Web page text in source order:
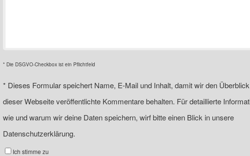
* Die DSGVO-Checkbox ist ein Pflichtfeld
* Dieses Formular speichert Name, E-Mail und Inhalt, damit wir den
dieser Webseite veröffentlichte Kommentare behalten. Für detaillierte
wie und warum wir deine Daten speichern, wirf bitte einen Blick in unsere
Datenschutzerklärung.
Ich stimme zu